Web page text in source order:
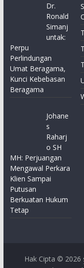
Dr.
Ronald
Simanj
untak:
Perpu
Perlindungan
Umat Beragama,
Kunci Kebebasan
Beragama
Johane
s
Raharj
o SH
MH: Perjuangan
Mengawal Perkara
Klien Sampai
Putusan
Berkuatan Hukum
Tetap
Hak Cipta © 2026